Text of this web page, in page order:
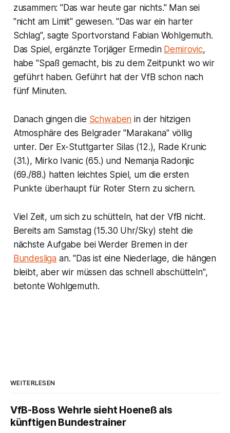
zusammen: "Das war heute gar nichts." Man sei
"nicht am Limit" gewesen. "Das war ein harter
Schlag", sagte Sportvorstand Fabian Wohlgemuth.
Das Spiel, ergänzte Torjäger Ermedin Demirovic,
habe "Spaß gemacht, bis zu dem Zeitpunkt wo wir
geführt haben. Geführt hat der VfB schon nach
fünf Minuten.
Danach gingen die Schwaben in der hitzigen
Atmosphäre des Belgrader "Marakana" völlig
unter. Der Ex-Stuttgarter Silas (12.), Rade Krunic
(31.), Mirko Ivanic (65.) und Nemanja Radonjic
(69./88.) hatten leichtes Spiel, um die ersten
Punkte überhaupt für Roter Stern zu sichern.
Viel Zeit, um sich zu schütteln, hat der VfB nicht.
Bereits am Samstag (15.30 Uhr/Sky) steht die
nächste Aufgabe bei Werder Bremen in der
Bundesliga an. "Das ist eine Niederlage, die hängen
bleibt, aber wir müssen das schnell abschütteln",
betonte Wohlgemuth.
WEITERLESEN
VfB-Boss Wehrle sieht Hoeneß als
künftigen Bundestrainer